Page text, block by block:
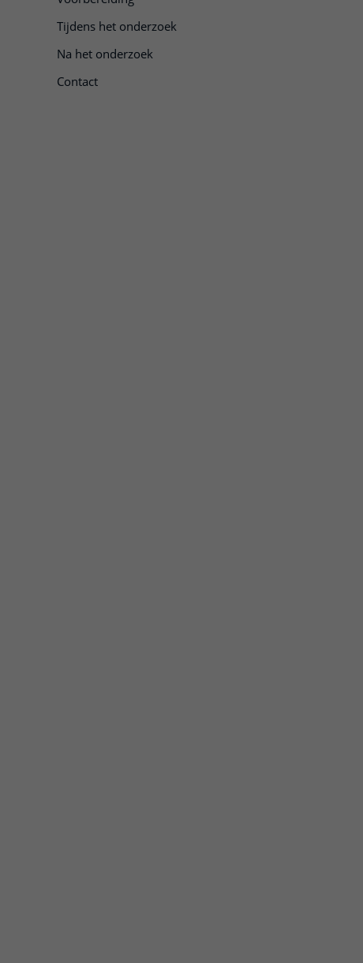
Tijdens het onderzoek
Na het onderzoek
Contact